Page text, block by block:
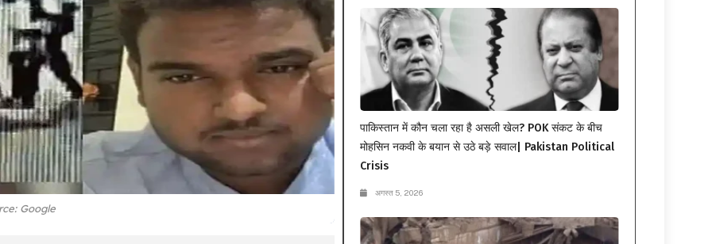
Google
पाकिस्तान में कौन चला रहा है असली खेल? POK संकट के बीच
मोहसिन नकवी के बयान से उठे बड़े सवाल| Pakistan Political
Crisis
अगस्त 5, 2026